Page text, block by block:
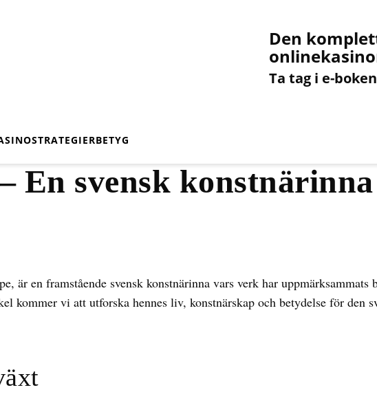
Den
Ta tag i e-
STRATEGIERBETYG
En svensk konstnärinna
är en framstående svensk konstnärinna vars verk har uppmärksammats
kommer vi att utforska hennes liv, konstnärskap och betydelse för den